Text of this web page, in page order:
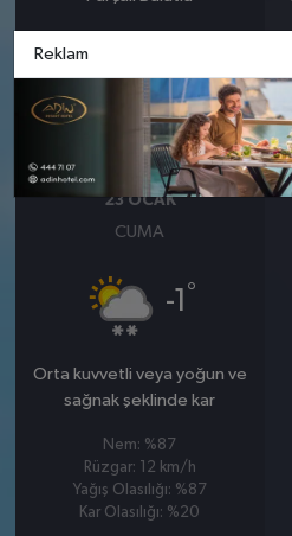
Rüzgar: 5 km/h
23 OCAK
CUMA
-1 °
Orta kuvvetli veya yoğun ve
sağnak şeklinde kar
Nem: %87
Rüzgar: 12 km/h
Yağış Olasılığı: %87
Kar Olasılığı: %20
Reklam